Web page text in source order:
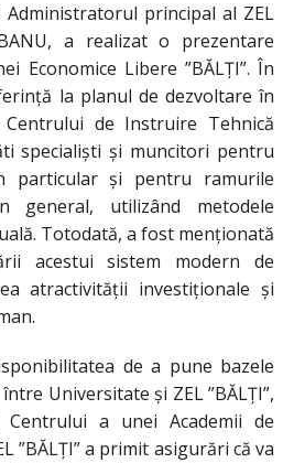
principal al ZEL
a realizat o prezentare
Economice Libere ”BĂLȚI”. În
la planul de dezvoltare în
de Instruire Tehnică
specialiști și muncitori pentru
particular și pentru ramurile
general, utilizând metodele
Totodată, a fost menționată
acestui sistem modern de
atractivității investiționale și
de a pune bazele
Universitate și ZEL ”BĂLȚI”,
a unei Academii de
”BĂLȚI” a primit asigurări că va